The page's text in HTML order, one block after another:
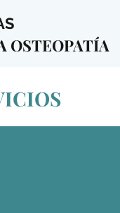
OSTEOPATÍA